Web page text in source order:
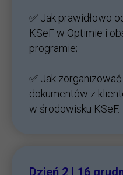
✅ Jak prawidłowo
KSeF w Optimie i
programie;
✅ Jak
dokumentów z
w środowisku KSeF.
Dzień 2 | 16